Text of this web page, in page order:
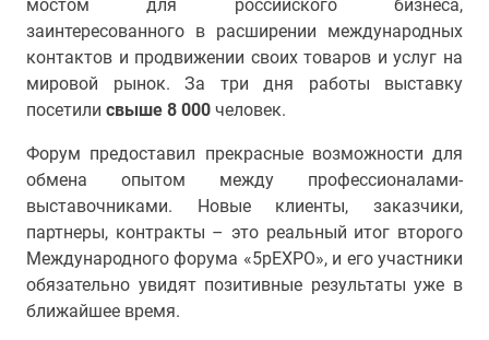
мостом для российского бизнеса,
заинтересованного в расширении международных
контактов и продвижении своих товаров и услуг на
мировой рынок. За три дня работы выставку
посетили свыше 8 000 человек.
Форум предоставил прекрасные возможности для
обмена опытом между профессионалами-
выставочниками. Новые клиенты, заказчики,
партнеры, контракты – это реальный итог второго
Международного форума «5pEXPO», и его участники
обязательно увидят позитивные результаты уже в
ближайшее время.